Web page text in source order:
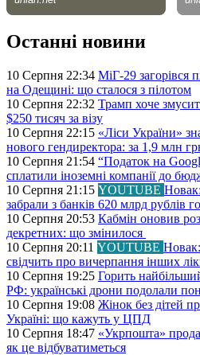
Останні новини
10 Серпня 22:34 МіГ-29 загорівся
на Одещині: що сталося з пілотом
10 Серпня 22:32 Трамп хоче
$250 тисяч за візу
10 Серпня 22:15 «Ліси України»
нового гендиректора: за 1,9 млн
10 Серпня 21:54 “Податок на
сплатили іноземні компанії до
10 Серпня 21:15 YOUTUBE
забрали з банків 620 млрд рублів
10 Серпня 20:53 Кабмін оновив
декретних: що змінилося
10 Серпня 20:11 YOUTUBE
свідчить про вичерпання інших
10 Серпня 19:25 Горить
РФ: українські дрони подолали
10 Серпня 19:08 Жінок без дітей
Україні: що кажуть у ЦПД
10 Серпня 18:47 «Укрпошта»
як це відбуватиметься